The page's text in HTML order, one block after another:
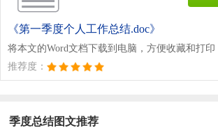
《第一季度个人工作总结.doc》
将本文的Word文档下载到电脑，方便收藏和打印
推荐度：
季度总结图文推荐